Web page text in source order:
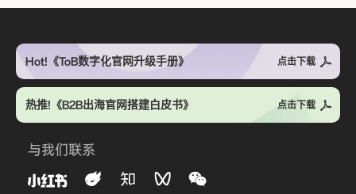
Hot!《ToB数字化官网升级手册》 点击下载
热推!《B2B出海官网搭建白皮书》 点击下载
与我们联系